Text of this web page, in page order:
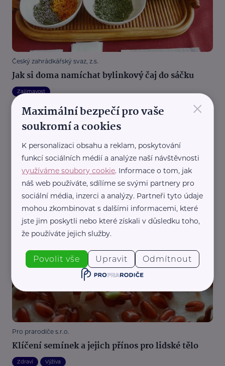
Český zahrádkářský svaz, z.s.
Jak si doma namíchat bylinkový čaj do sáčku
Zajímavost
Český zahrádkářský svaz, z.s.
Čím zalévat, jakou vodu používat na zahradě a
jak zálivkou šetřit
Dům a zahrada
Pro prarodiče s.r.o.
Klíčení semínek a jejich přínos pro lidské tělo
Zdraví Výživa
×
Maximální bezpečí pro vaše
soukromí a cookies
K personalizaci obsahu a reklam, poskytování
funkcí sociálních médií a analýze naší návštěvnosti
využíváme soubory cookie. Informace o tom, jak
náš web používáte, sdílíme se svými partnery pro
sociální média, inzerci a analýzy. Partneři tyto údaje
mohou zkombinovat s dalšími informacemi, které
jste jim poskytli nebo které získali v důsledku toho,
že používáte jejich služby.
Povolit vše Upravit Odmítnout